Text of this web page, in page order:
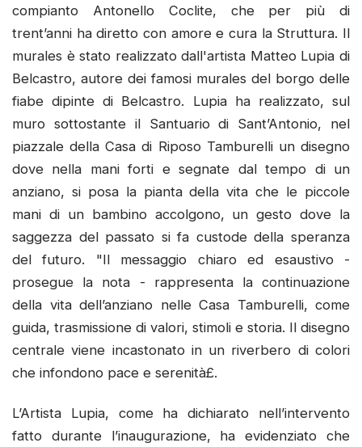
compianto Antonello Coclite, che per più di
trent’anni ha diretto con amore e cura la Struttura. Il
murales è stato realizzato dall'artista Matteo Lupia di
Belcastro, autore dei famosi murales del borgo delle
fiabe dipinte di Belcastro. Lupia ha realizzato, sul
muro sottostante il Santuario di Sant’Antonio, nel
piazzale della Casa di Riposo Tamburelli un disegno
dove nella mani forti e segnate dal tempo di un
anziano, si posa la pianta della vita che le piccole
mani di un bambino accolgono, un gesto dove la
saggezza del passato si fa custode della speranza
del futuro. "Il messaggio chiaro ed esaustivo -
prosegue la nota - rappresenta la continuazione
della vita dell’anziano nelle Casa Tamburelli, come
guida, trasmissione di valori, stimoli e storia. Il disegno
centrale viene incastonato in un riverbero di colori
che infondono pace e serenità£.
L’Artista Lupia, come ha dichiarato nell’intervento
fatto durante l’inaugurazione, ha evidenziato che